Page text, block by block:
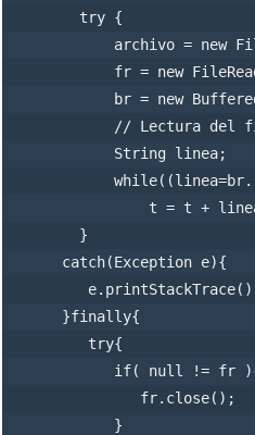
        try {
archivo =
fr = new
br = new
// Lectura del
            String linea;
t = t +
        }
      catch(Exception e){
      }finally{
if( null != fr